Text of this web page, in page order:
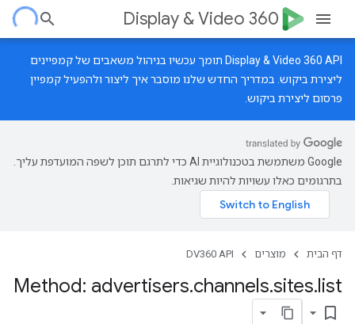
Display & Video 360
‫Display & Video 360 API תומך עכשיו בניהול משאבים של קמפיינים
ליצירת ביקוש. במדריך החדש שלנו מוסבר איך ליצור ולהפעיל קמפיין
פרסום ליצירת ביקוש.
‫Google משתמשת בטכנולוגיית AI כדי לתרגם תוכן לשפה המועדפת עליך.
בתרגומים כאלו עשויות להיות שגיאות.
דף הבית מוצרים DV360 API
Method: advertisers.channels.sites.list
bookmark_border